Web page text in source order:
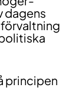
dagens
principen